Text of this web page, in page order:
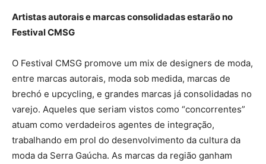
Artistas autorais e marcas consolidadas estarão no
Festival CMSG
O Festival CMSG promove um mix de designers de moda,
entre marcas autorais, moda sob medida, marcas de
brechó e upcycling, e grandes marcas já consolidadas no
varejo. Aqueles que seriam vistos como “concorrentes”
atuam como verdadeiros agentes de integração,
trabalhando em prol do desenvolvimento da cultura da
moda da Serra Gaúcha. As marcas da região ganham